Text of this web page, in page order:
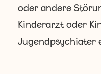
oder andere
Kinderarzt oder
Jugendpsychiater